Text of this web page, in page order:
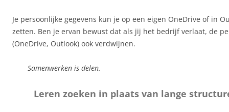
Je persoonlijke gegevens kun je op een eigen OneDrive of in
zetten. Ben je ervan bewust dat als jij het bedrijf verlaat, de
(OneDrive, Outlook) ook verdwijnen.
Samenwerken is delen.
Leren zoeken in plaats van lange